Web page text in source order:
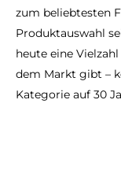
zum beliebtesten
Produktauswahl
heute eine
dem Markt gibt –
Kategorie auf 30